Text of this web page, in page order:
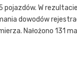
W
dowodów
Nałożono 131